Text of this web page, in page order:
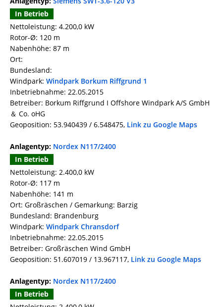
In Betrieb
Nettoleistung: 4.200,0 kW
Rotor-Ø: 120 m
Nabenhöhe: 87 m
Ort:
Bundesland:
Windpark: Windpark Borkum Riffgrund 1
Inbetriebnahme: 22.05.2015
Betreiber: Borkum Riffgrund I Offshore Windpark A/S GmbH
＆ Co. oHG
Geoposition: 53.940439 / 6.548475, Link zu Google Maps
Anlagentyp: Nordex N117/2400
In Betrieb
Nettoleistung: 2.400,0 kW
Rotor-Ø: 117 m
Nabenhöhe: 141 m
Ort: Großräschen / Gemarkung: Barzig
Bundesland: Brandenburg
Windpark: Windpark Chransdorf
Inbetriebnahme: 22.05.2015
Betreiber: Großräschen Wind GmbH
Geoposition: 51.607019 / 13.967117, Link zu Google Maps
Anlagentyp: Nordex N117/2400
In Betrieb